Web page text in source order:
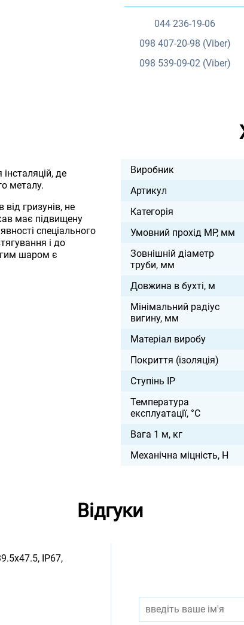
044 236-19-06
098 407-20-98 (Viber)
098 539-09-02 (Viber)
де
металу.
гризунів, не
має підвищену
спеціального
і до
шаром є
Виробник
Артикул
Категорія
Умовний прохід МР, мм
Зовнішній діаметр
труби, мм
Довжина в бухті, м
Мінімальний радіус
вигину, мм
Матеріал виробу
Покриття (ізоляція)
Ступінь IP
Температура
експлуатації, °С
Вага 1 м, кг
Механічна міцність, Н
Відгуки
IP67,